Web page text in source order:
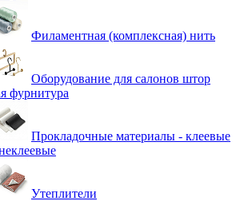
Филаментная (комплексная) нить
Оборудование для салонов штор
фурнитура
Прокладочные материалы - клеевые
Утеплители